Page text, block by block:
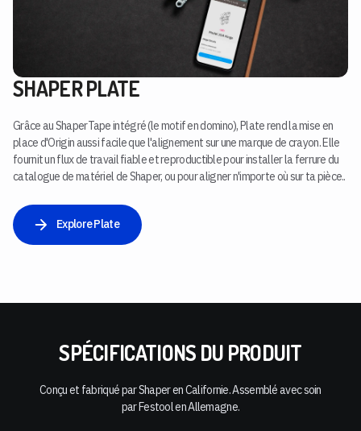
SHAPER PLATE
Grâce au ShaperTape intégré (le motif en domino), Plate rend la mise en
place d'Origin aussi facile que l'alignement sur une marque de crayon. Elle
fournit un flux de travail fiable et reproductible pour installer la ferrure du
catalogue de matériel de Shaper, ou pour aligner n'importe où sur ta pièce..
Explore Plate
SPÉCIFICATIONS DU PRODUIT
Conçu et fabriqué par Shaper en Californie. Assemblé avec soin
par Festool en Allemagne.